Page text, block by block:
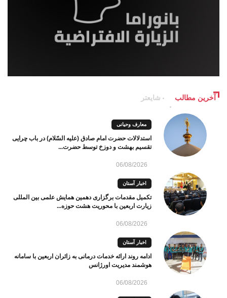
آخرین مطالب شایعتر
معارف وحیانی
استدلالات حضرت امام صادق (علیه السّلام) در باب چرایی
تقسیم بهشت و دوزخ توسط حضرت...
06/08/2026
اخبار آستان
تکمیل مقدمات برگزاری دهمین همایش علمی بین المللی
زیارت اربعین با محوریت هشت حوزه...
06/08/2026
اخبار آستان
ادامه روند ارائه خدمات درمانی به زائران اربعین با سامانه
هوشمند مدیریت اورژانس
06/08/2026